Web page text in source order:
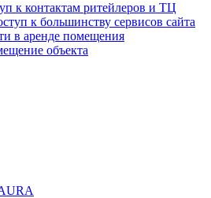
к контактам ритейлеров и ТЦ
к большинству сервисов сайта
в аренде помещения
объекта